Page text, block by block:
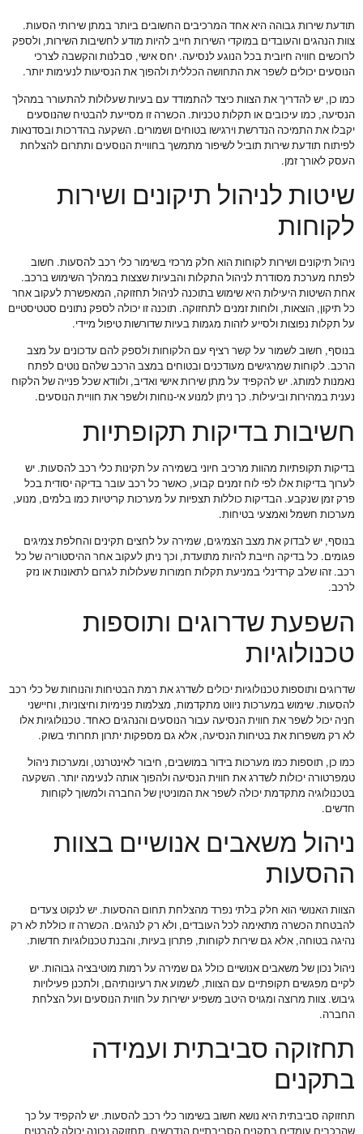
תודעת שירות גבוהה היא אחד המרכיבים החשובים ביותר במתן שירותי הסעות.
צוות הנהגים והעובדים במוקדי השירות חייב להיות מודע לחשיבות השירות, ולספק
לרוכשים חוויה חיובית בכל הנוגע לנסיעה. יחס אישי, סבלנות והקשבה לצרכי
הנוסעים יכולים לשפר את התחושה הכללית ולהפוך את הנסיעות לנעימות יותר.
כמו כן, יש להדריך את הצוות כיצד להתמודד עם בעיות שעלולות להתעורר במהלך
הנסיעה, כמו עיכובים או תקלות טכניות. הכשרה זו מסייעת להבטיח שהנוסעים
יקבלו את התמיכה הנדרשת וירגישו בטוחים ושמורים. השקעה בהדרכות ובסדנאות
לפיתוח תודעת שירות תוביל לשיפור מתמשך בחוויית הנוסעים ותתרום להצלחת
העסק לאורך זמן.
שיטות לניהול תיקונים ושירות
לקוחות
ניהול תיקונים ושירות לקוחות הוא חלק מרכזי בשימור כלי רכב להסעות. חשוב
לפתח מערכת מסודרת לניהול התקלות והבעיות שצצות במהלך השימוש ברכב.
אחת השיטות היעילות היא שימוש בתוכנה לניהול תחזוקה, המאפשרת לעקוב אחר
כל תיקון, הוצאות, ולוחות זמנים לתחזוקה. תוכנה זו יכולה לספק נתונים סטטיסטיים
על תקלות נפוצות ולסייע לזהות מגמות בעיות שדורשות טיפול מיידי.
בנוסף, חשוב לשמור על קשר רציף עם הלקוחות ולספק להם עדכונים על מצב
הרכב. לקוחות שמרגישים מעודכנים ובטוחים במצב הרכב שלהם נוטים לפתח
נאמנות למותג. יש להקפיד על מתן שירות אישי ואדיב, ולוודא שכל פנייה של הלקוח
נענית במהירות וביעילות. כך ניתן למנוע אי-נוחות ולשפר את חוויית הנוסעים.
חשיבות בדיקות תקופתיות
בדיקות תקופתיות מהוות מרכיב חיוני בשמירה על תקינות כלי רכב להסעות. יש
לערוך בדיקות אלו לפי לוח זמנים קבוע, כאשר כל רכב עובר בדיקה יסודית בכל
פרק זמן שנקבע. הבדיקות כוללות תצפיות על מערכות קריטיות כמו בלמים, מנוע,
מערכות חשמל ואמצעי בטיחות.
בנוסף, יש לבדוק את מצב הצמיגים, שמירה על לחצים תקינים והחלפת צמיגים
פגומים. כל בדיקה חייבת להיות מתועדת, וכך ניתן לעקוב אחר ההיסטוריה של כל
רכב. זהו שלב קרדינלי במניעת תקלות חמורות שעלולות לגרום לתאונות או נזק
לרכב.
השפעת שדרוגים ותוספות
טכנולוגיות
שדרוגים ותוספות טכנולוגיות יכולים לשדרג את רמת הבטיחות והנוחות של כלי רכב
להסעות. שימוש במערכות ניווט מתקדמות, מצלמות פנימיות וחיצוניות, וחיישני
חניה יכול לשפר את חווית הנסיעה עבור הנוסעים והנהגים כאחד. טכנולוגיות אלו
לא רק משפרות את בטיחות הנסיעה, אלא גם מספקות יתרון תחרותי בשוק.
כמו כן, תוספות כמו מערכות בידור במושבים, חיבור לאינטרנט, ומערכות ניהול
טמפרטורה יכולות לשדרג את חווית הנסיעה ולהפוך אותה לנעימה יותר. השקעה
בטכנולוגיה מתקדמת יכולה לשפר את המוניטין של החברה ולמשוך לקוחות
חדשים.
ניהול משאבים אנושיים בצוות
ההסעות
הצוות האנושי הוא חלק בלתי נפרד מהצלחת תחום ההסעות. יש לנקוט צעדים
להבטחת הכשרה מתאימה לכל העובדים, ולא רק לנהגים. הכשרה זו כוללת לא רק
נהיגה בטוחה, אלא גם שירות לקוחות, פתרון בעיות, והבנת טכנולוגיות חדשות.
ניהול נכון של משאבים אנושיים כולל גם שמירה על רמות מוטיבציה גבוהות. יש
לקיים מפגשים תקופתיים עם הצוות, לשמוע את רעיונותיהם, ולתכנן פעילויות
גיבוש. צוות מרוצה ומגויס היטב משפיע ישירות על חווית הנוסעים ועל הצלחת
החברה.
תחזוקה סביבתית ועמידה
בתקנים
תחזוקה סביבתית היא נושא חשוב בשימור כלי רכב להסעות. יש להקפיד על כך
שהרכבים עומדים בתקנים הסביבתיים הנדרשים. תחזוקה נכונה יכולה להבטיח